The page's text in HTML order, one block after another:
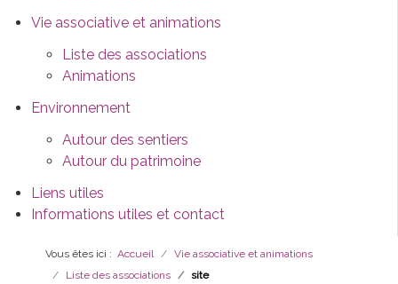
Vie associative et animations
Liste des associations
Animations
Environnement
Autour des sentiers
Autour du patrimoine
Liens utiles
Informations utiles et contact
Vous êtes ici : Accueil
Vie associative et animations
Liste des associations
site